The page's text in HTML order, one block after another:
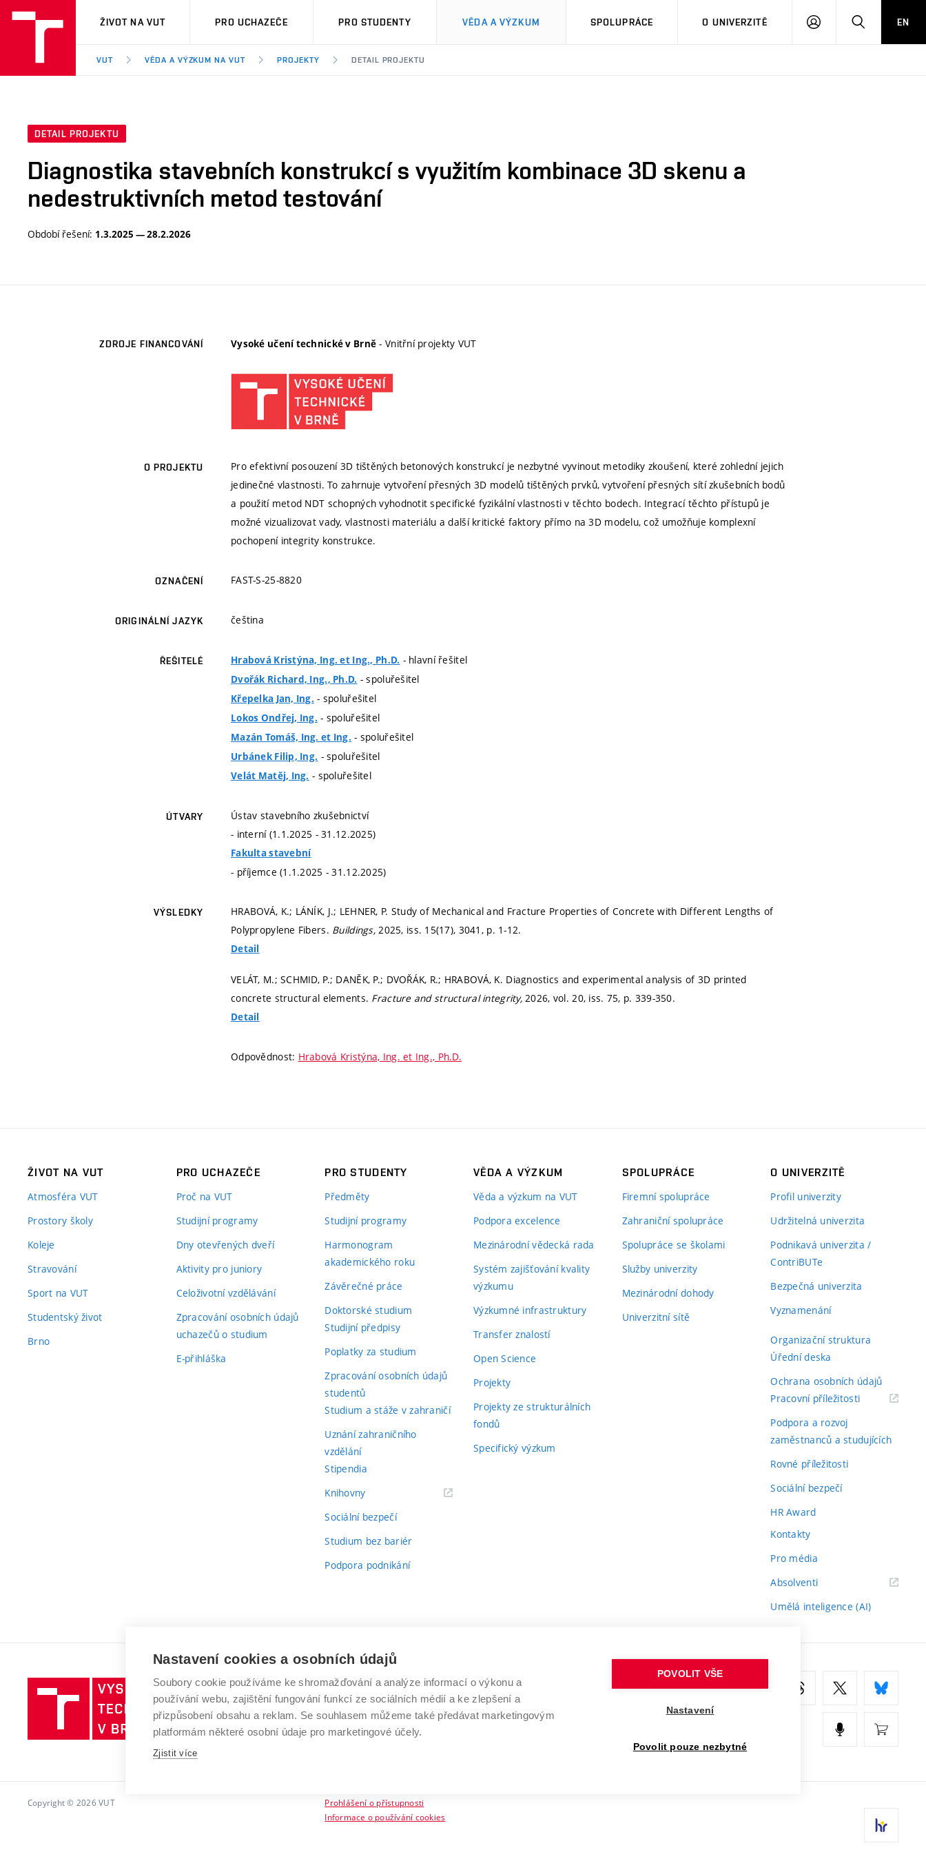
VUT
ŽIVOT NA VUT PRO UCHAZEČE PRO STUDENTY VĚDA A VÝZKUM SPOLUPRÁCE O UNIVERZITĚ
PŘIHLÁSIT HLEDATEN
VUT VĚDA A VÝZKUM NA VUT PROJEKTY DETAIL PROJEKTU
DETAIL PROJEKTU
Diagnostika stavebních konstrukcí s využitím kombinace 3D skenu a
nedestruktivních metod testování
Období řešení: 1.3.2025 — 28.2.2026
ZDROJE FINANCOVÁNÍ Vysoké učení technické v Brně - Vnitřní projekty VUT
O PROJEKTU
Pro efektivní posouzení 3D tištěných betonových konstrukcí je nezbytné vyvinout metodiky zkoušení, které zohlední jejich
jedinečné vlastnosti. To zahrnuje vytvoření přesných 3D modelů tištěných prvků, vytvoření přesných sítí zkušebních bodů
a použití metod NDT schopných vyhodnotit specifické fyzikální vlastnosti v těchto bodech. Integrací těchto přístupů je
možné vizualizovat vady, vlastnosti materiálu a další kritické faktory přímo na 3D modelu, což umožňuje komplexní
pochopení integrity konstrukce.
OZNAČENÍ FAST-S-25-8820
ORIGINÁLNÍ JAZYK čeština
ŘEŠITELÉ Hrabová Kristýna, Ing. et Ing., Ph.D. - hlavní řešitel
Dvořák Richard, Ing., Ph.D. - spoluřešitel
Křepelka Jan, Ing. - spoluřešitel
Lokos Ondřej, Ing. - spoluřešitel
Mazán Tomáš, Ing. et Ing. - spoluřešitel
Urbánek Filip, Ing. - spoluřešitel
Velát Matěj, Ing. - spoluřešitel
ÚTVARY
Ústav stavebního zkušebnictví
- interní (1.1.2025 - 31.12.2025)
Fakulta stavební
- příjemce (1.1.2025 - 31.12.2025)
VÝSLEDKY
HRABOVÁ, K.; LÁNÍK, J.; LEHNER, P. Study of Mechanical and Fracture Properties of Concrete with Different Lengths of
Polypropylene Fibers. Buildings, 2025, iss. 15(17), 3041, p. 1-12.
Detail
VELÁT, M.; SCHMID, P.; DANĚK, P.; DVOŘÁK, R.; HRABOVÁ, K. Diagnostics and experimental analysis of 3D printed
concrete structural elements. Fracture and structural integrity,2026, vol. 20, iss. 75, p. 339-350.
Detail
Odpovědnost: Hrabová Kristýna, Ing. et Ing., Ph.D.
ŽIVOT NA VUT
Atmosféra VUT
Prostory školy
Koleje
Stravování
Sport na VUT
Studentský život
Brno
PRO UCHAZEČE
Proč na VUT
Studijní programy
Dny otevřených dveří
Aktivity pro juniory
Celoživotní vzdělávání
Zpracování osobních údajů
uchazečů o studium
E-přihláška
PRO STUDENTY
Předměty
Studijní programy
Harmonogram
akademického roku
Závěrečné práce
Doktorské studium
Studijní předpisy
Poplatky za studium
Zpracování osobních údajů
studentů
Studium a stáže v zahraničí
Uznání zahraničního
vzdělání
Stipendia
Knihovny(externí
Sociální bezpečí
Studium bez bariér
Podpora podnikání
VĚDA A VÝZKUM
Věda a výzkum na VUT
Podpora excelence
Mezinárodní vědecká rada
Systém zajišťování kvality
výzkumu
Výzkumné infrastruktury
Transfer znalostí
Open Science
Projekty
Projekty ze strukturálních
fondů
Specifický výzkum
SPOLUPRÁCE
Firemní spolupráce
Zahraniční spolupráce
Spolupráce se školami
Služby univerzity
Mezinárodní dohody
Univerzitní sítě
O UNIVERZITĚ
Profil univerzity
Udržitelná univerzita
Podnikavá univerzita /
ContriBUTe
Bezpečná univerzita
Vyznamenání
Organizační struktura
Úřední deska
Ochrana osobních údajů
Pracovní příležitosti(externí
Podpora a rozvoj
zaměstnanců a studujících
Rovné příležitosti
Sociální bezpečí
HR Award
Kontakty
Pro média
Absolventi(externí
Umělá inteligence (AI)
Vysoké
učení
technické
v
VYSOKÉ UČENÍ TECHNICKÉ V BRNĚ
Antonínská 548/1
602 00 Brno
www.vut.cz
Copyright © 2026 VUT
Prohlášení o přístupnosti
Informace o používání cookies
Nastavení cookies a osobních údajů
Soubory cookie používáme ke shromažďování a analýze informací o výkonu a
používání webu, zajištění fungování funkcí ze sociálních médií a ke zlepšení a
přizpůsobení obsahu a reklam. Se souhlasem můžeme také předávat marketingovým
platformám některé osobní údaje pro marketingové účely.
Zjistit více
POVOLIT VŠE
Nastavení
Povolit pouze nezbytné